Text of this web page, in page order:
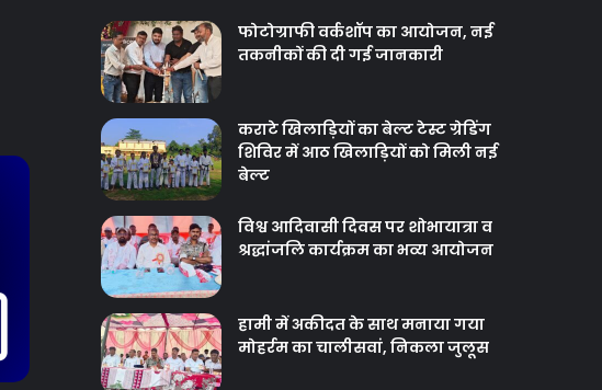
फोटोग्राफी वर्कशॉप का आयोजन, नई
तकनीकों की दी गई जानकारी
कराटे खिलाड़ियों का बेल्ट टेस्ट ग्रेडिंग
शिविर में आठ खिलाड़ियों को मिली नई
बेल्ट
विश्व आदिवासी दिवस पर शोभायात्रा व
श्रद्धांजलि कार्यक्रम का भव्य आयोजन
हामी में अकीदत के साथ मनाया गया
मोहर्रम का चालीसवां, निकला जुलूस